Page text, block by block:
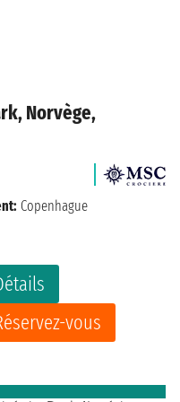
Norvège,
vous
Copenhague